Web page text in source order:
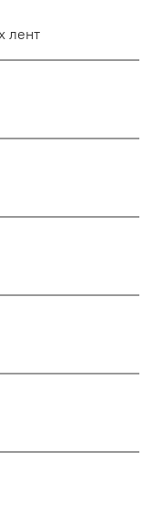
лент